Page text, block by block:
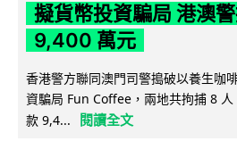
擬貨幣投資騙局 港澳
9,400 萬元
香港警方聯同澳門司警搗破以養生咖
資騙局 Fun Coffee，兩地共拘捕 8
款 9,4...
閱讀全文